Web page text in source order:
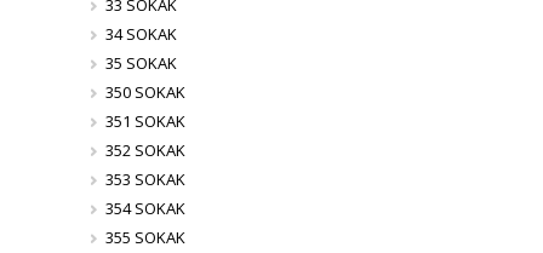
33 SOKAK
34 SOKAK
35 SOKAK
350 SOKAK
351 SOKAK
352 SOKAK
353 SOKAK
354 SOKAK
355 SOKAK